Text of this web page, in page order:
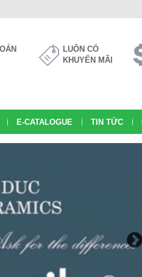
LUÔN CÓ
KHUYẾN MÃI
E-CATALOGUE TIN TỨC